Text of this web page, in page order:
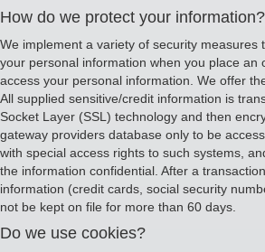
How do we protect your information?
We implement a variety of security measures
your personal information when you place an
access your personal information. We offer
All supplied sensitive/credit information is
Socket Layer (SSL) technology and then
gateway providers database only to be
with special access rights to such systems,
the information confidential. After a
information (credit cards, social security
not be kept on file for more than 60 days.
Do we use cookies?